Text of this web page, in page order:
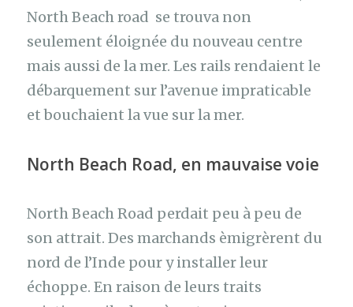
North Beach road se trouva non
seulement éloignée du nouveau centre
mais aussi de la mer. Les rails rendaient le
débarquement sur l’avenue impraticable
et bouchaient la vue sur la mer.
North Beach Road, en mauvaise voie
North Beach Road perdait peu à peu de
son attrait. Des marchands èmigrèrent du
nord de l’Inde pour y installer leur
échoppe. En raison de leurs traits